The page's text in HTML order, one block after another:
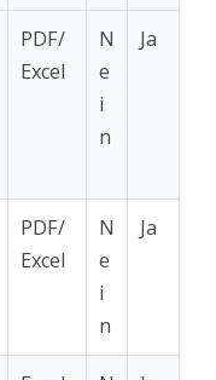
PDF/
Excel
N
e
i
n
Ja
PDF/
Excel
N
e
i
n
Ja